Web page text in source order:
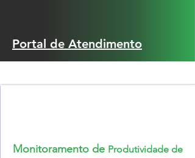
Monitoramento de Produtividade de
Portal de Atendimento